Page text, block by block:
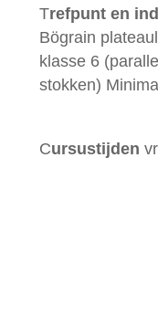
Trefpunt en
Bögrain
klasse 6
stokken)
Cursustijden